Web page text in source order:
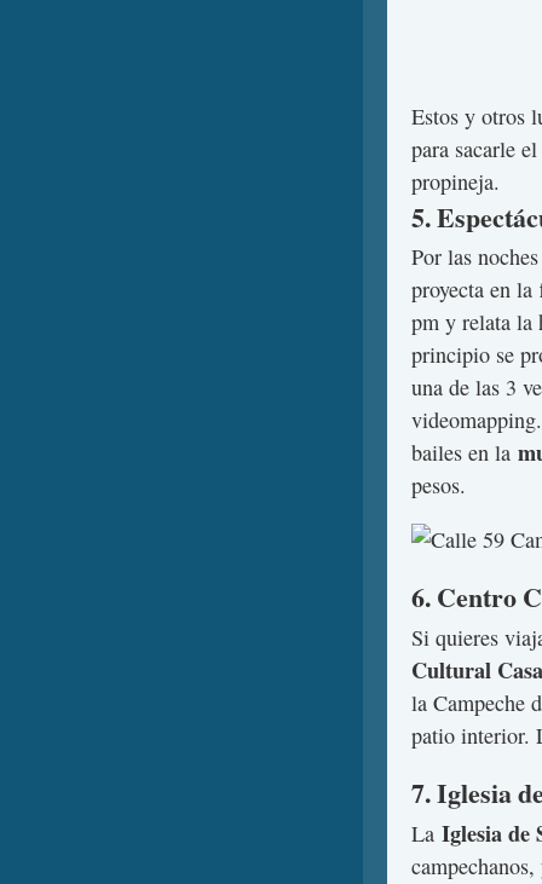
Estos y otros
para sacarle
propineja.
5.
Por las
proyecta en la
pm y relata la
principio se
una de las 3
bailes en la
pesos.
6. Centro
Si quieres
Cultural
la Campeche
patio interior.
7. Iglesia
La Iglesia de